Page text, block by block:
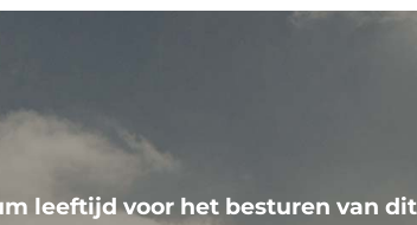
leeftijd voor het besturen van